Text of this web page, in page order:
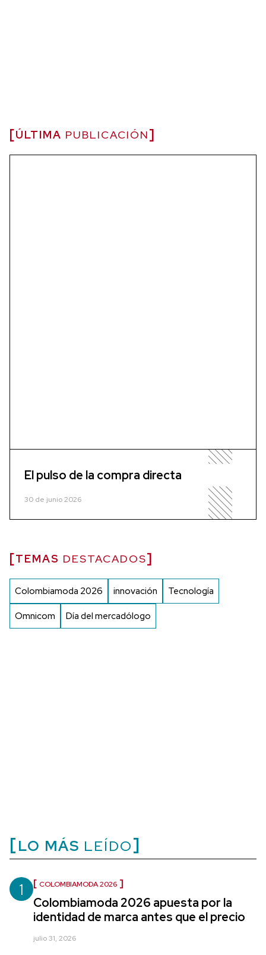
ÚLTIMA PUBLICACIÓN
El pulso de la compra directa
30 de junio 2026
TEMAS DESTACADOS
Colombiamoda 2026 innovación Tecnología
Omnicom Día del mercadólogo
LO MÁS LEÍDO
1 COLOMBIAMODA 2026
Colombiamoda 2026 apuesta por la
identidad de marca antes que el precio
julio 31, 2026